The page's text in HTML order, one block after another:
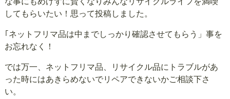
してもらいたい！思って投稿しました。
｢ネットフリマ品は中までしっかり確認させてもらう」事を
お忘れなく！
では万一、ネットフリマ品、リサイクル品にトラブルがあ
った時にはあきらめないでリペアできないかご相談下さ
い。